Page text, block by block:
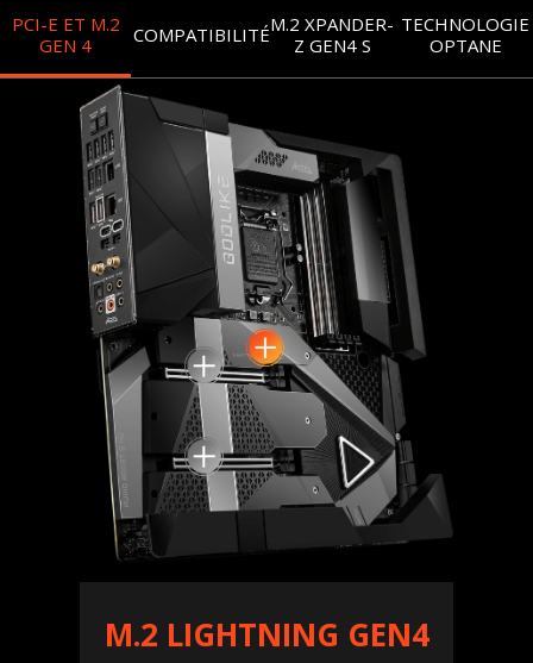
PCI-E ET M.2
GEN 4
COMPATIBILITÉM.2 XPANDER-
Z GEN4 S
TECHNOLOGIE
OPTANE
M.2 LIGHTNING GEN4